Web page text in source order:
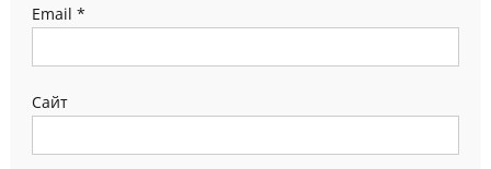
Email *
Сайт